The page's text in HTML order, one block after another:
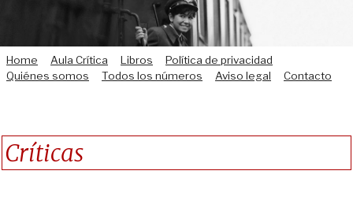
Home Aula Crítica Libros
Política de privacidad
Quiénes somos
Todos los números Aviso legal Contacto
Críticas